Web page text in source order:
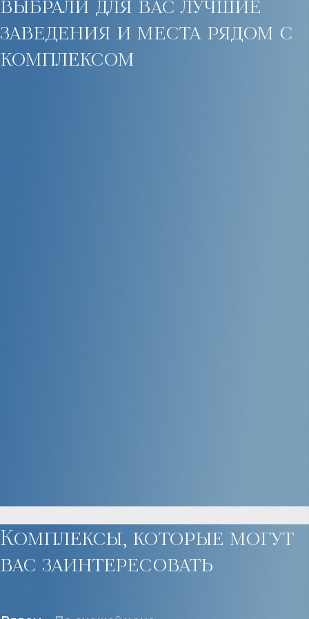
Пхукете.
выбрали для вас лучшие
заведения и места рядом с
комплексом
Комплексы, которые могут
вас заинтересовать